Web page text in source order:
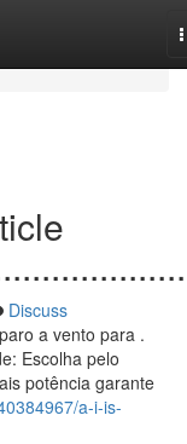
Discuss
a vento para .
Escolha pelo
potência garante
a-i-is-